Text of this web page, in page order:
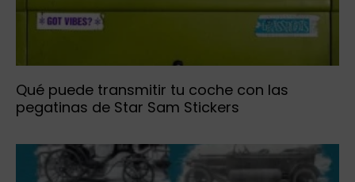
Qué puede transmitir tu coche con las
pegatinas de Star Sam Stickers